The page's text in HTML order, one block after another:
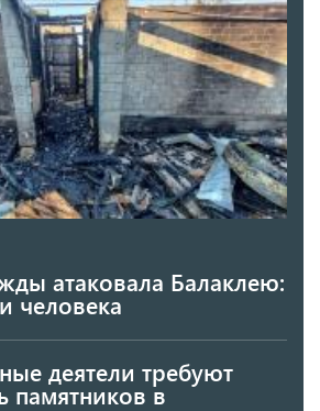
атаковала Балаклею:
человека
деятели требуют
памятников в